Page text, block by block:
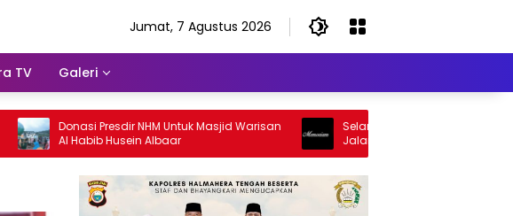
Jumat, 7 Agustus 2026
TV Galeri
Donasi Presdir NHM Untuk Masjid Warisan
Al Habib Husein Albaar
Selamat Jalan Sang Inspirator,
Jalan Abangku Yuslam Idris